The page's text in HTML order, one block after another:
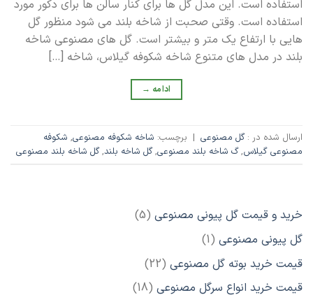
استفاده است. این مدل گل ها برای کنار سالن ها برای دکور مورد
استفاده است. وقتی صحبت از شاخه بلند می شود منظور گل
هایی با ارتفاع یک متر و بیشتر است. گل های مصنوعی شاخه
بلند در مدل های متنوع شاخه شکوفه گیلاس، شاخه […]
ادامه →
ارسال شده در :گل مصنوعی | برچسب: شاخه شکوفه مصنوعی, شکوفه
مصنوعی گیلاس,گ شاخه بلند مصنوعی,گل شاخه بلند,گل شاخه بلند مصنوعی
خرید و قیمت گل پیونی مصنوعی 5
5
گل پیونی مصنوعی 1
1
محصول
قیمت خرید بوته گل مصنوعی 22
22
محصول قیمت خرید انواع سرگل مصنوعی 18
18